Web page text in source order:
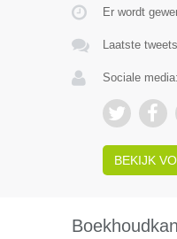
Er wordt
Laatste tweets
Sociale media:
BEKIJK